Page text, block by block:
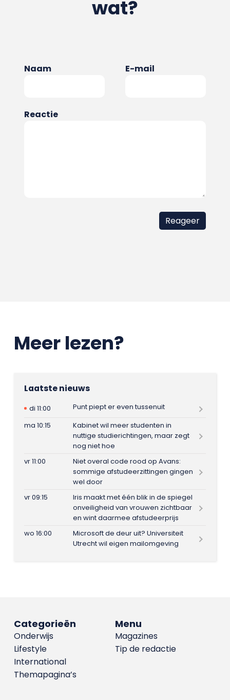
wat?
Naam E-mail
Reactie
Meer lezen?
Laatste nieuws
di 11:00
Punt piept er even tussenuit
ma 10:15
Kabinet wil meer studenten in
nuttige studierichtingen, maar zegt
nog niet hoe
vr 11:00
Niet overal code rood op Avans:
sommige afstudeerzittingen gingen
wel door
vr 09:15
Iris maakt met één blik in de spiegel
onveiligheid van vrouwen zichtbaar
en wint daarmee afstudeerprijs
wo 16:00
Microsoft de deur uit? Universiteit
Utrecht wil eigen mailomgeving
Menu
Magazines
Tip de redactie
Categorieën
Onderwijs
Lifestyle
International
Themapagina’s